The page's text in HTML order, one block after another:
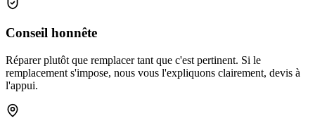
Conseil honnête
Réparer plutôt que remplacer tant que c'est pertinent. Si le
remplacement s'impose, nous vous l'expliquons clairement, devis à
l'appui.